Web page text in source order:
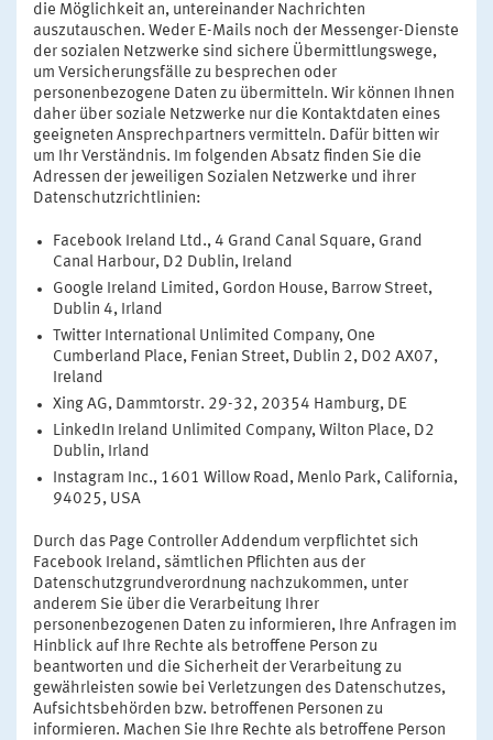
die Möglichkeit an, untereinander Nachrichten
auszutauschen. Weder E-Mails noch der Messenger-Dienste
der sozialen Netzwerke sind sichere Übermittlungswege,
um Versicherungsfälle zu besprechen oder
personenbezogene Daten zu übermitteln. Wir können Ihnen
daher über soziale Netzwerke nur die Kontaktdaten eines
geeigneten Ansprechpartners vermitteln. Dafür bitten wir
um Ihr Verständnis. Im folgenden Absatz finden Sie die
Adressen der jeweiligen Sozialen Netzwerke und ihrer
Datenschutzrichtlinien:
Facebook Ireland Ltd., 4 Grand Canal Square, Grand
Canal Harbour, D2 Dublin, Ireland
Google Ireland Limited, Gordon House, Barrow Street,
Dublin 4, Irland
Twitter International Unlimited Company, One
Cumberland Place, Fenian Street, Dublin 2, D02 AX07,
Ireland
Xing AG, Dammtorstr. 29-32, 20354 Hamburg, DE
LinkedIn Ireland Unlimited Company, Wilton Place, D2
Dublin, Irland
Instagram Inc., 1601 Willow Road, Menlo Park, California,
94025, USA
Durch das Page Controller Addendum verpflichtet sich
Facebook Ireland, sämtlichen Pflichten aus der
Datenschutzgrundverordnung nachzukommen, unter
anderem Sie über die Verarbeitung Ihrer
personenbezogenen Daten zu informieren, Ihre Anfragen im
Hinblick auf Ihre Rechte als betroffene Person zu
beantworten und die Sicherheit der Verarbeitung zu
gewährleisten sowie bei Verletzungen des Datenschutzes,
Aufsichtsbehörden bzw. betroffenen Personen zu
informieren. Machen Sie Ihre Rechte als betroffene Person